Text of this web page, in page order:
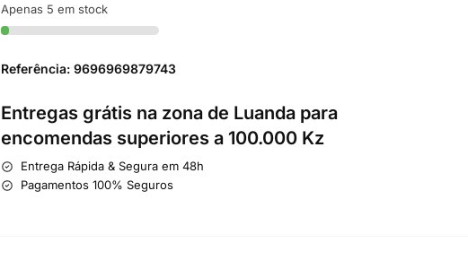
Apenas 5 em stock
Referência: 9696969879743
Entregas grátis na zona de Luanda para
encomendas superiores a 100.000 Kz
Entrega Rápida & Segura em 48h
Pagamentos 100% Seguros